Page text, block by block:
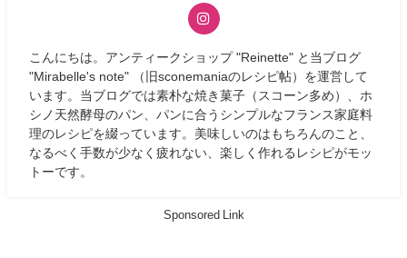
こんにちは。アンティークショップ "Reinette" と当ブログ
"Mirabelle's note" （旧sconemaniaのレシピ帖）を運営して
います。当ブログでは素朴な焼き菓子（スコーン多め）、ホ
シノ天然酵母のパン、パンに合うシンプルなフランス家庭料
理のレシピを綴っています。美味しいのはもちろんのこと、
なるべく手数が少なく疲れない、楽しく作れるレシピがモッ
トーです。
Sponsored Link